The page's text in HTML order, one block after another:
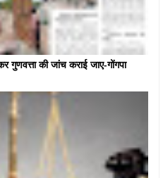
गुणवत्ता की जांच कराई जाए-गोंगपा